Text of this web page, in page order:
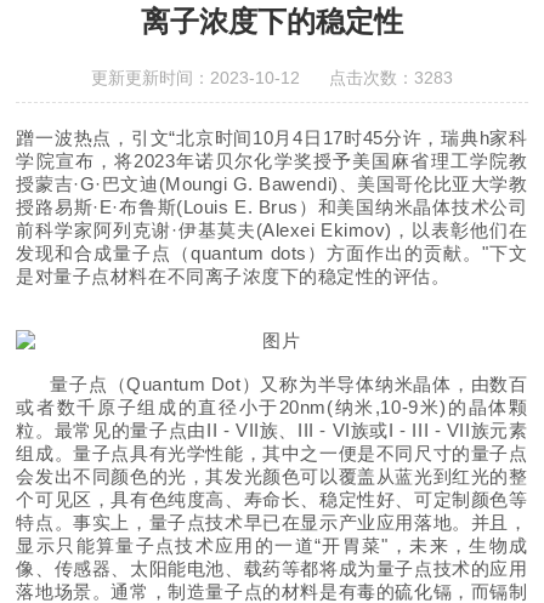
离子浓度下的稳定性
更新更新时间：2023-10-12 点击次数：3283
蹭一波热点，引文“北京时间10月4日17时45分许，瑞典h家科
学院宣布，将2023年诺贝尔化学奖授予美国麻省理工学院教
授蒙吉·G·巴文迪(Moungi G. Bawendi)、美国哥伦比亚大学教
授路易斯·E·布鲁斯(Louis E. Brus）和美国纳米晶体技术公司
前科学家阿列克谢·伊基莫夫(Alexei Ekimov)，以表彰他们在
发现和合成量子点（quantum dots）方面作出的贡献。"下文
是对量子点材料在不同离子浓度下的稳定性的评估。
量子点（Quantum Dot）又称为半导体纳米晶体，由数百
或者数千原子组成的直径小于20nm(纳米,10-9米)的晶体颗
粒。最常见的量子点由II - VII族、III - VI族或I - III - VII族元素
组成。量子点具有光学性能，其中之一便是不同尺寸的量子点
会发出不同颜色的光，其发光颜色可以覆盖从蓝光到红光的整
个可见区，具有色纯度高、寿命长、稳定性好、可定制颜色等
特点。事实上，量子点技术早已在显示产业应用落地。并且，
显示只能算量子点技术应用的一道“开胃菜"，未来，生物成
像、传感器、太阳能电池、载药等都将成为量子点技术的应用
落地场景。通常，制造量子点的材料是有毒的硫化镉，而镉制